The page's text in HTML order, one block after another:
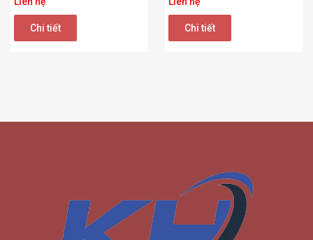
Chi tiết Chi tiết